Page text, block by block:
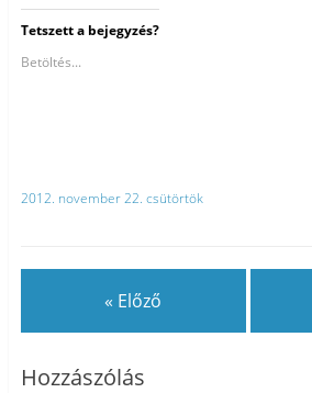
Tetszett a bejegyzés?
Betöltés...
2012. november 22. csütörtök
« Előző
Hozzászólás